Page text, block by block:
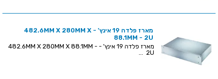
מארז פלדה 19 אינץ' - 482.6MM X 280MM X
88.1MM - 2U
מארז פלדה 19 אינץ' - 482.6MM X 280MM X 88.1MM -
2U ...